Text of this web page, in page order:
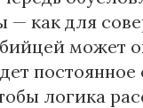
как для
может
логика